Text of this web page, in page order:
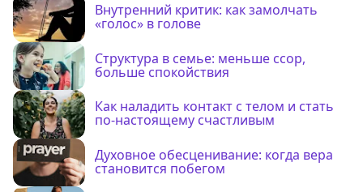
Внутренний критик: как замолчать
«голос» в голове
Структура в семье: меньше ссор,
больше спокойствия
Как наладить контакт с телом и стать
по-настоящему счастливым
Духовное обесценивание: когда вера
становится побегом